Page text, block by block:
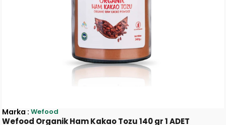
Wefood Organik Ham Kakao Tozu 140 gr 1 ADET
Marka : Wefood